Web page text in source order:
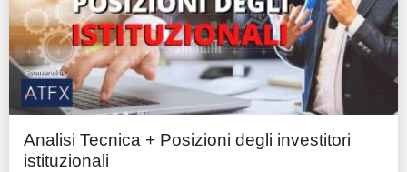
Trading
Education
Guide
Quotazioni
Analisi Tecnica + Posizioni degli investitori
istituzionali